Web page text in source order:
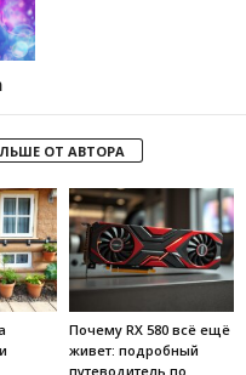
ОТ АВТОРА
Почему RX 580 всё ещё
живет: подробный
путеводитель по